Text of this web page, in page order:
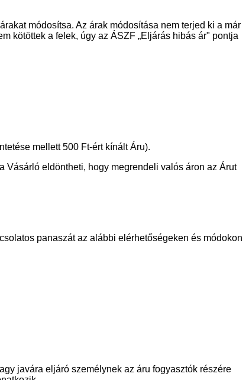
módosítsa. Az árak módosítása nem terjed ki a már
kötöttek a felek, úgy az ÁSZF „Eljárás hibás ár" pontja
mellett 500 Ft-ért kínált Áru).
Vásárló eldöntheti, hogy megrendeli valós áron az Árut
panaszát az alábbi elérhetőségeken és módokon
javára eljáró személynek az áru fogyasztók részére